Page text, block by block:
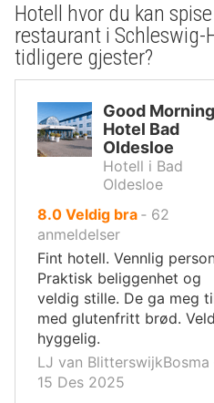
Hotell hvor du kan
restaurant i
tidligere gjester?
Good
Hotel Bad
Oldesloe
Hotell i Bad
Oldesloe
8.0av
10,
Veldig bra ‐ 62
anmeldelser
Fint hotell. Vennlig
Praktisk beliggenhet og
veldig stille. De ga meg
med glutenfritt brød.
hyggelig.
LJ van BlitterswijkBosma
15 Des 2025